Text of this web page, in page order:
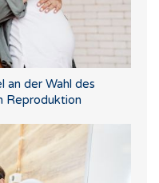
an der Wahl des
Reproduktion